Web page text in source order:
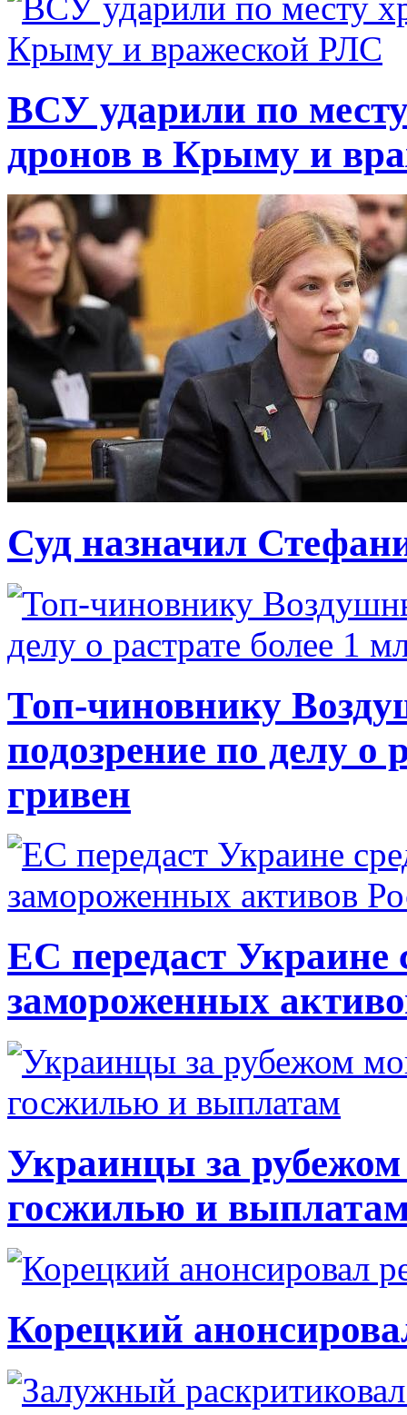
ВСУ ударили по
дронов в Крыму и
Суд назначил
Топ-чиновнику
подозрение по делу о
гривен
ЕС передаст Украине
замороженных
Украинцы за рубежом
госжилью и
Корецкий